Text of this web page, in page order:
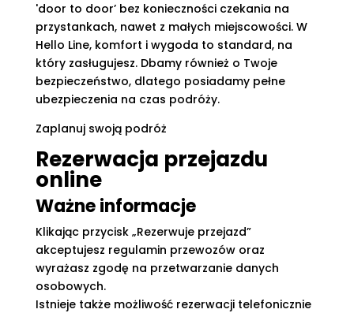
'door to door’ bez konieczności czekania na
przystankach, nawet z małych miejscowości. W
Hello Line, komfort i wygoda to standard, na
który zasługujesz. Dbamy również o Twoje
bezpieczeństwo, dlatego posiadamy pełne
ubezpieczenia na czas podróży.
Zaplanuj swoją podróż
Rezerwacja przejazdu
online
Ważne informacje
Klikając przycisk „Rezerwuje przejazd”
akceptujesz regulamin przewozów oraz
wyrażasz zgodę na przetwarzanie danych
osobowych.
Istnieje także możliwość rezerwacji telefonicznie